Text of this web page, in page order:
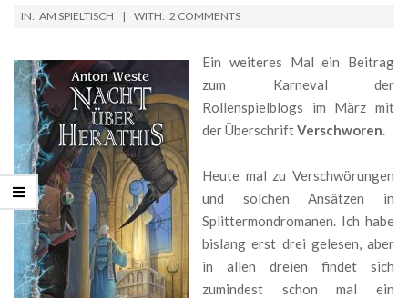
2019-
IN: AM SPIELTISCH WITH: 2 COMMENTS
Ein weiteres Mal ein Beitrag
zum Karneval der
Rollenspielblogs im März mit
der ÜberschriftVerschworen.
Heute mal zu Verschwörungen
und solchen Ansätzen in
Splittermondromanen. Ich habe
bislang erst drei gelesen, aber
in allen dreien findet sich
zumindest schon mal ein